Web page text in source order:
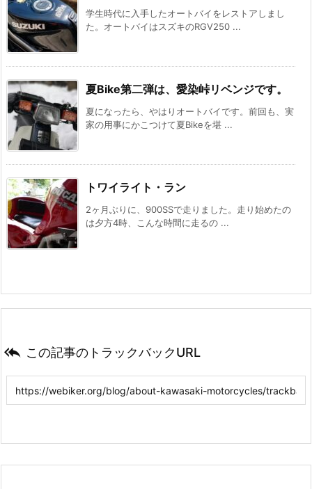
学生時代に入手したオートバイをレストアしまし
た。オートバイはスズキのRGV250 ...
夏Bike第二弾は、愛染峠リベンジです。
夏になったら、やはりオートバイです。前回も、実
家の用事にかこつけて夏Bikeを堪 ...
トワイライト・ラン
2ヶ月ぶりに、900SSで走りました。走り始めたの
は夕方4時、こんな時間に走るの ...
 この記事のトラックバックURL